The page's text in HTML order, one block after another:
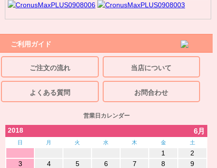
ご利用ガイド
ご注文の流れ 当店について
よくある質問 お問合わせ
営業日カレンダー
2018 6月
日 月 火 水 木 金 土
1
2
3
4 5 6 7 8 9